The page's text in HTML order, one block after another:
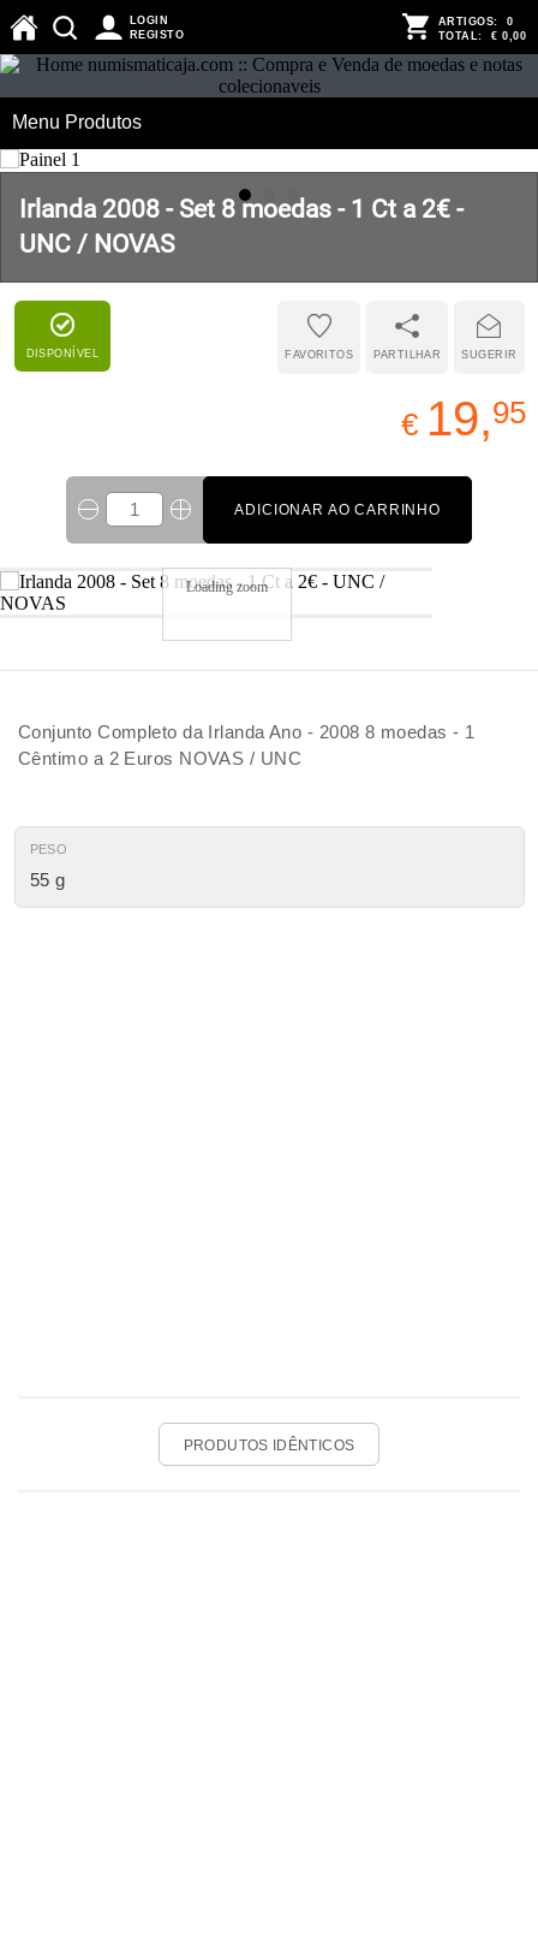
LOGIN
REGISTO
ARTIGOS: 0
TOTAL: € 0,00
Menu Produtos
Irlanda 2008 - Set 8 moedas - 1 Ct a 2€ -
UNC / NOVAS
DISPONÍVEL SUGERIR
PARTILHAR
FAVORITOS
€ 19,95
ADICIONAR AO CARRINHO
Loading zoom
Conjunto Completo da Irlanda Ano - 2008 8 moedas - 1
Cêntimo a 2 Euros NOVAS / UNC
PESO
55 g
PRODUTOS IDÊNTICOS